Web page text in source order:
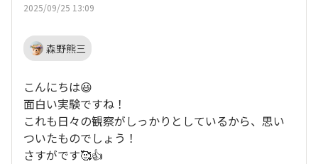
2025/09/25 13:09
森野熊三
こんにちは😃
面白い実験ですね！
これも日々の観察がしっかりとしているから、思い
ついたものでしょう！
さすがです🥰👍